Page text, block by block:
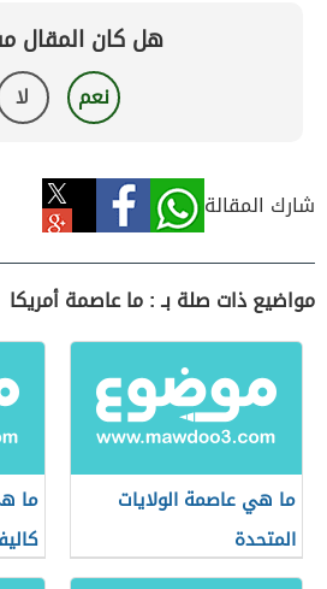
هل كان المقال
نعم لا
شارك المقالة
مواضيع ذات صلة بـ : ما عاصمة أمريكا
ما هي عاصمة الولايات
المتحدة
ما